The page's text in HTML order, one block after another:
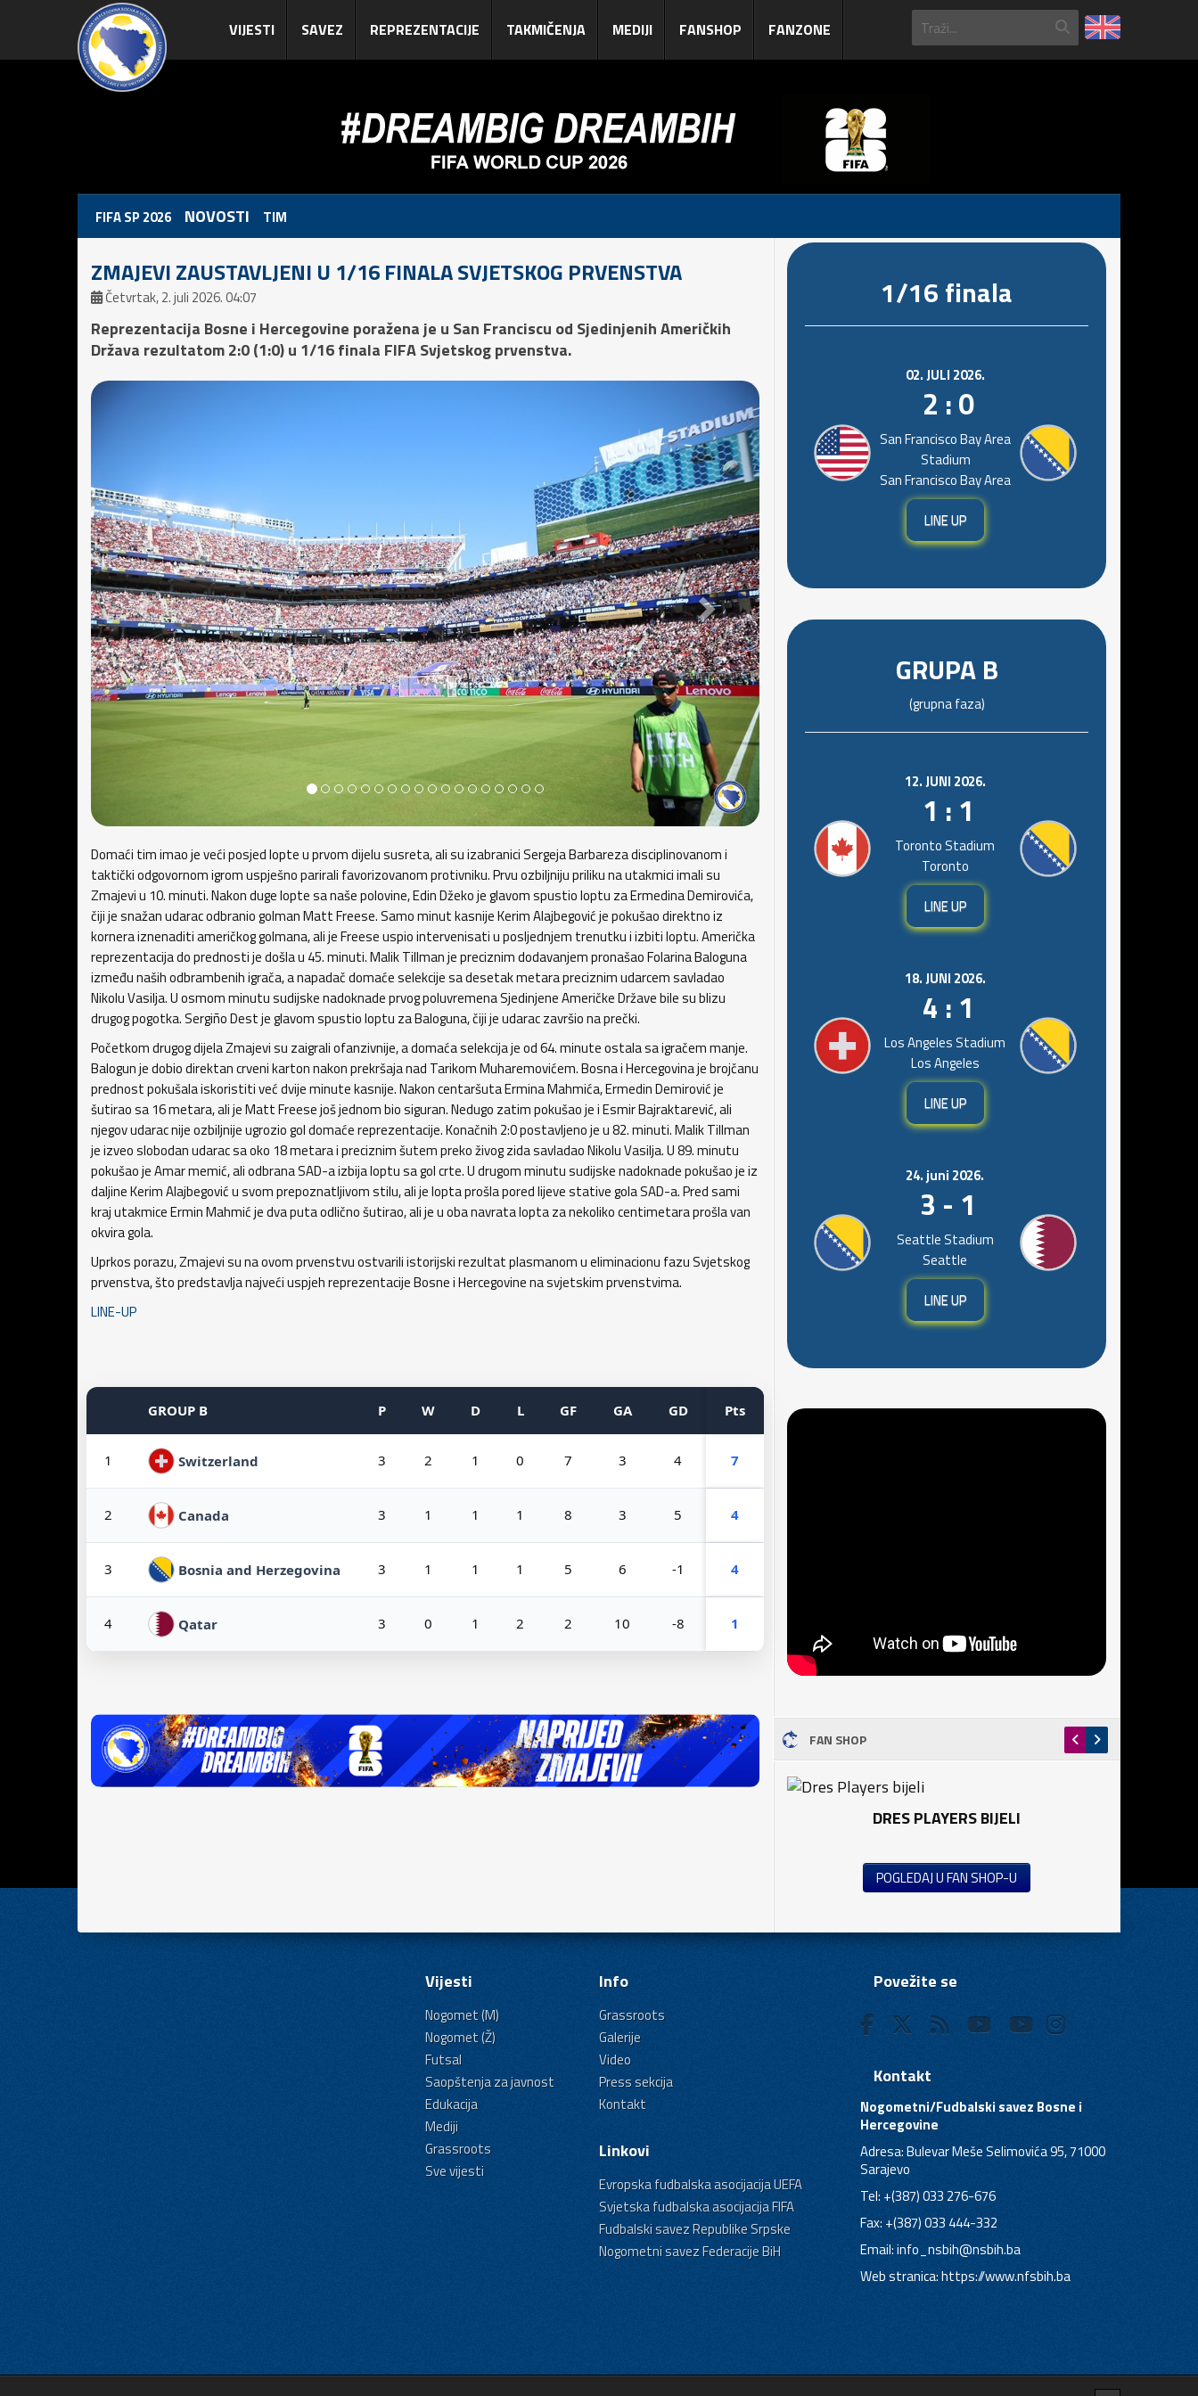
VIJESTI SAVEZ REPREZENTACIJE TAKMIČENJA MEDIJI FANSHOP FANZONE
FIFA SP 2026 NOVOSTI TIM
ZMAJEVI ZAUSTAVLJENI U 1/16 FINALA SVJETSKOG PRVENSTVA
Četvrtak, 2. juli 2026. 04:07
Reprezentacija Bosne i Hercegovine poražena je u San Franciscu od Sjedinjenih Američkih
Država rezultatom 2:0 (1:0) u 1/16 finala FIFA Svjetskog prvenstva.
Domaći tim imao je veći posjed lopte u prvom dijelu susreta, ali su izabranici Sergeja Barbareza disciplinovanom i
taktički odgovornom igrom uspješno parirali favorizovanom protivniku. Prvu ozbiljniju priliku na utakmici imali su
Zmajevi u 10. minuti. Nakon duge lopte sa naše polovine, Edin Džeko je glavom spustio loptu za Ermedina Demirovića,
čiji je snažan udarac odbranio golman Matt Freese. Samo minut kasnije Kerim Alajbegović je pokušao direktno iz
kornera iznenaditi američkog golmana, ali je Freese uspio intervenisati u posljednjem trenutku i izbiti loptu. Američka
reprezentacija do prednosti je došla u 45. minuti. Malik Tillman je preciznim dodavanjem pronašao Folarina Baloguna
između naših odbrambenih igrača, a napadač domaće selekcije sa desetak metara preciznim udarcem savladao
Nikolu Vasilja. U osmom minutu sudijske nadoknade prvog poluvremena Sjedinjene Američke Države bile su blizu
drugog pogotka. Sergiño Dest je glavom spustio loptu za Baloguna, čiji je udarac završio na prečki.
Početkom drugog dijela Zmajevi su zaigrali ofanzivnije, a domaća selekcija je od 64. minute ostala sa igračem manje.
Balogun je dobio direktan crveni karton nakon prekršaja nad Tarikom Muharemovićem. Bosna i Hercegovina je brojčanu
prednost pokušala iskoristiti već dvije minute kasnije. Nakon centaršuta Ermina Mahmića, Ermedin Demirović je
šutirao sa 16 metara, ali je Matt Freese još jednom bio siguran. Nedugo zatim pokušao je i Esmir Bajraktarević, ali
njegov udarac nije ozbiljnije ugrozio gol domaće reprezentacije. Konačnih 2:0 postavljeno je u 82. minuti. Malik Tillman
je izveo slobodan udarac sa oko 18 metara i preciznim šutem preko živog zida savladao Nikolu Vasilja. U 89. minutu
pokušao je Amar memić, ali odbrana SAD-a izbija loptu sa gol crte. U drugom minutu sudijske nadoknade pokušao je iz
daljine Kerim Alajbegović u svom prepoznatljivom stilu, ali je lopta prošla pored lijeve stative gola SAD-a. Pred sami
kraj utakmice Ermin Mahmić je dva puta odlično šutirao, ali je u oba navrata lopta za nekoliko centimetara prošla van
okvira gola.
Uprkos porazu, Zmajevi su na ovom prvenstvu ostvarili istorijski rezultat plasmanom u eliminacionu fazu Svjetskog
prvenstva, što predstavlja najveći uspjeh reprezentacije Bosne i Hercegovine na svjetskim prvenstvima.
LINE-UP
GROUP B P W D L GF GA GD Pts
1 Switzerland 3 2 1 0 7 3 4 7
2 Canada 3 1 1 1 8 3 5 4
3 Bosnia and Herzegovina 3 1 1 1 5 6 -1 4
4 Qatar 3 0 1 2 2 10 -8 1
1/16 finala
02. JULI 2026.
2 : 0
San Francisco Bay Area
Stadium
San Francisco Bay Area
LINE UP
GRUPA B
(grupna faza)
12. JUNI 2026.
1 : 1
Toronto Stadium
Toronto
LINE UP
18. JUNI 2026.
4 : 1
Los Angeles Stadium
Los Angeles
LINE UP
24. juni 2026.
3 - 1
Seattle Stadium
Seattle
LINE UP
FAN SHOP
DRES PLAYERS BIJELI
POGLEDAJ U FAN SHOP-U
Vijesti
Nogomet (M)
Nogomet (Ž)
Futsal
Saopštenja za javnost
Edukacija
Mediji
Grassroots
Sve vijesti
Info
Grassroots
Galerije
Video
Press sekcija
Kontakt
Linkovi
Evropska fudbalska asocijacija UEFA
Svjetska fudbalska asocijacija FIFA
Fudbalski savez Republike Srpske
Nogometni savez Federacije BiH
Povežite se
Kontakt
Nogometni/Fudbalski savez Bosne i
Hercegovine
Adresa: Bulevar Meše Selimovića 95, 71000
Sarajevo
Tel: +(387) 033 276-676
Fax: +(387) 033 444-332
Email:info_nsbih@nsbih.ba
Web stranica: https://www.nfsbih.ba